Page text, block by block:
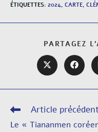
ÉTIQUETTES: 2024, CARTE,
PARTAGEZ
Article
Le « Tiananmen